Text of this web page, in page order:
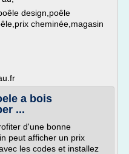
design,poêle
cheminée,magasin
a bois
...
d'une bonne
peut afficher un prix
les codes et installez